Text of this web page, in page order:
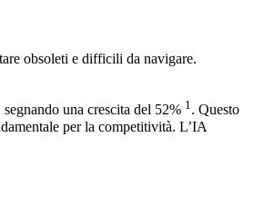
obsoleti e difficili da navigare.
una crescita del 52% 1. Questo
per la competitività. L’IA